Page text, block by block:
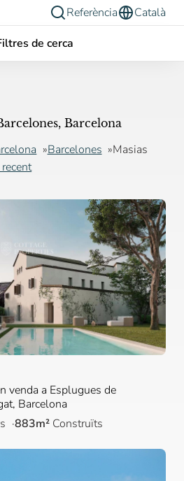
Referència
Català
de cerca
Barcelona
Barcelones
Masias
venda a Esplugues de
Barcelona
883m² Construïts